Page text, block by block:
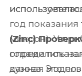
используете
год
микрон). У
годами
данная
(Zinc)
определить
кузова. Это